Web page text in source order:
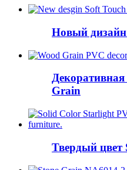
Новый дизайн
Grain
Твердый